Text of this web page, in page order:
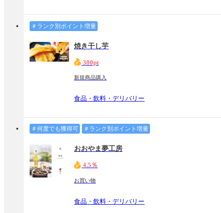
＃ランク別ポイント増量
焼き干し芋
300pt
新規商品購入
食品・飲料・デリバリー
＃何度でも獲得可 ＃ランク別ポイント増量
おおやま夢工房
4.5％
お買い物
食品・飲料・デリバリー